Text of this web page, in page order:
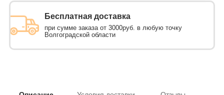
Бесплатная доставка
при сумме заказа от 3000руб. в любую точку
Волгоградской области